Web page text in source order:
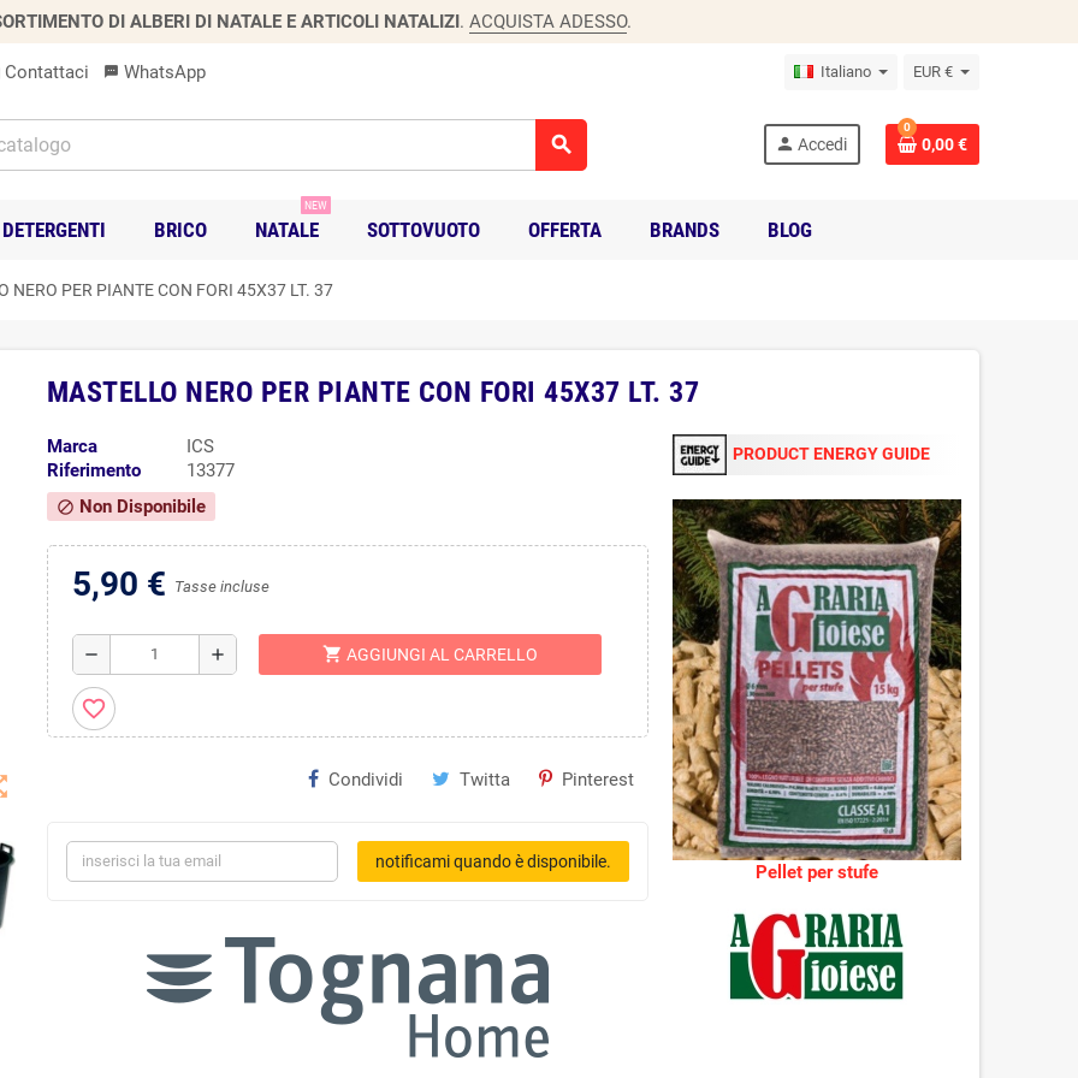
DI ALBERI DI NATALE E ARTICOLI NATALIZI. ACQUISTA ADESSO.
Contattaci sms WhatsApp Italiano EUR €
search person Accedi
0
0,00 €
DETERGENTI BRICO NATALE
NEW
SOTTOVUOTO OFFERTA BRANDS BLOG
NERO PER PIANTE CON FORI 45X37 LT. 37
MASTELLO NERO PER PIANTE CON FORI 45X37 LT. 37
Marca
ICS
Riferimento
13377
block Non Disponibile
5,90 € Tasse incluse
remove add shopping_cart AGGIUNGI AL CARRELLO
favorite_border
Condividi Twitta Pinterest
notificami quando è disponibile.
PRODUCT ENERGY GUIDE
Pellet per stufe